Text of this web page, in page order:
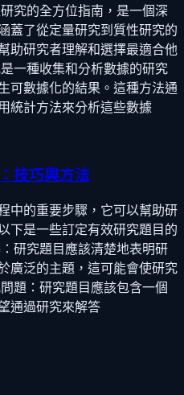
究的全方位指南，是一個深
蓋了從定量研究到質性研究的
助研究者理解和選擇最適合他
一種收集和分析數據的研究
可數據化的結果。這種方法通
統計方法來分析這些數據
技巧與方法
中的重要步驟，它可以幫助研
下是一些訂定有效研究題目的
研究題目應該清楚地表明研
廣泛的主題，這可能會使研究
題：研究題目應該包含一個
通過研究來解答